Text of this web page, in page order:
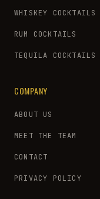
WHISKEY COCKTAILS
RUM COCKTAILS
TEQUILA COCKTAILS
COMPANY
ABOUT US
MEET THE TEAM
CONTACT
PRIVACY POLICY